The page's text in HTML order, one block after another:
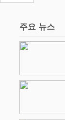
주요 뉴스